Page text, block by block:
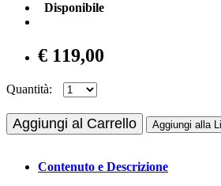
Disponibile
€ 119,00
Quantità:
Aggiungi al Carrello Aggiungi alla
Contenuto e Descrizione